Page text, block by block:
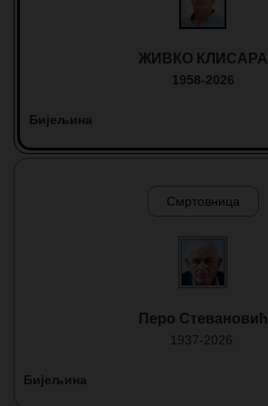
ЖИВКО КЛИСАРА
1958-2026
Бијељина
Смртовница
Перо Стевановић
1937-2026.
Бијељина